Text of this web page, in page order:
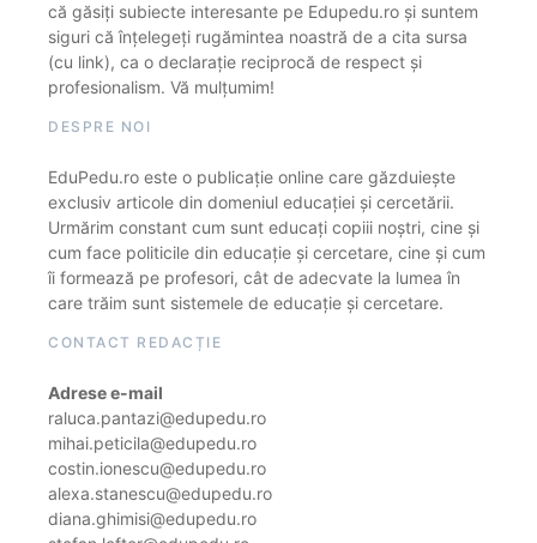
că găsiți subiecte interesante pe Edupedu.ro și suntem
siguri că înțelegeți rugămintea noastră de a cita sursa
(cu link), ca o declarație reciprocă de respect și
profesionalism. Vă mulțumim!
DESPRE NOI
EduPedu.ro este o publicație online care găzduiește
exclusiv articole din domeniul educației și cercetării.
Urmărim constant cum sunt educați copiii noștri, cine și
cum face politicile din educație și cercetare, cine și cum
îi formează pe profesori, cât de adecvate la lumea în
care trăim sunt sistemele de educație și cercetare.
CONTACT REDACȚIE
Adrese e-mail
raluca.pantazi@edupedu.ro
mihai.peticila@edupedu.ro
costin.ionescu@edupedu.ro
alexa.stanescu@edupedu.ro
diana.ghimisi@edupedu.ro